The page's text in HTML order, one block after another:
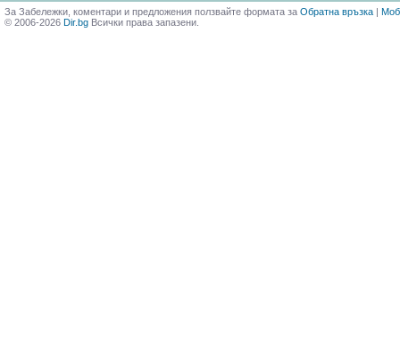
За Забележки, коментари и предложения ползвайте формата за Обратна връзка |
© 2006-2026 Dir.bg Всички права запазени.